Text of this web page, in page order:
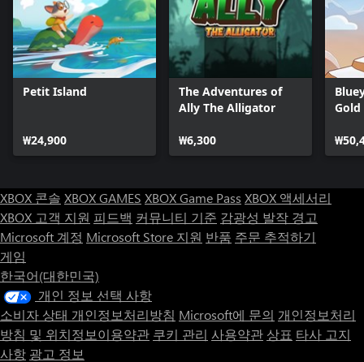
Petit Island
₩24,900
The Adventures of
Ally The Alligator
₩6,300
Gold
XBOX 콘솔 XBOX GAMES XBOX Game Pass XBOX 액세서리
XBOX 고객 지원 피드백 커뮤니티 기준 감광성 발작 경고
Microsoft 계정 Microsoft Store 지원 반품 주문 추적하기
게임
한국어(대한민국)
개인 정보 선택 사항
소비자 상태 개인정보처리방침 Microsoft에 문의 개인정보처리
방침 및 위치정보이용약관 쿠키 관리 사용약관 상표 타사 고지
사항 광고 정보